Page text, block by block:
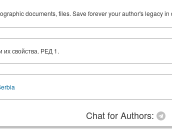
documents, files. Save forever your author's legacy
свойства. РЕД 1.
Chat for Authors: